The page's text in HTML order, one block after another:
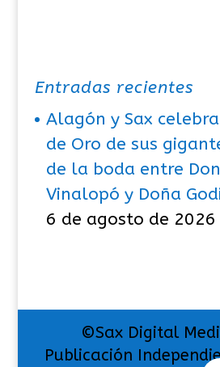
Entradas recientes
Alagón y Sax
de Oro de sus
de la boda entre
Vinalopó y Doña
6 de agosto de 2026
©Sax Digital
Publicación